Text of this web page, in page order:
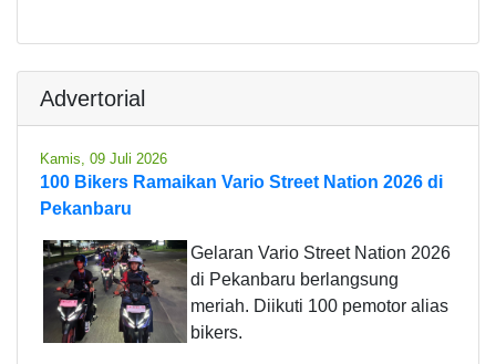
Advertorial
Kamis, 09 Juli 2026
100 Bikers Ramaikan Vario Street Nation 2026 di
Pekanbaru
Gelaran Vario Street Nation 2026
di Pekanbaru berlangsung
meriah. Diikuti 100 pemotor alias
bikers.